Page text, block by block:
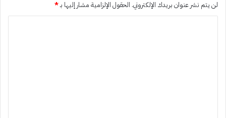
لن يتم نشر عنوان بريدك الإلكتروني. الحقول الإلزامية مشار إليها بـ*